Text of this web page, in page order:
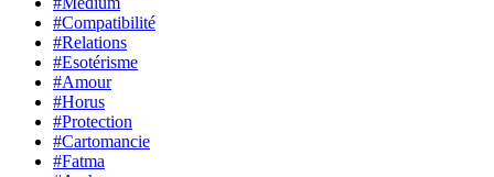
#Compatibilité
#Relations
#Esotérisme
#Amour
#Horus
#Protection
#Cartomancie
#Fatma